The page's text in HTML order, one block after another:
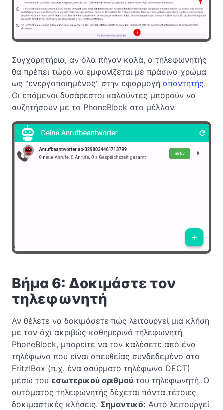
Συγχαρητήρια, αν όλα πήγαν καλά, ο τηλεφωνητής
θα πρέπει τώρα να εμφανίζεται με πράσινο χρώμα
ως "ενεργοποιημένος" στην εφαρμογή απαντητής.
Οι επόμενοι δυσάρεστοι καλούντες μπορούν να
συζητήσουν με το PhoneBlock στο μέλλον.
Βήμα 6: Δοκιμάστε τον
τηλεφωνητή
Αν θέλετε να δοκιμάσετε πώς λειτουργεί μια κλήση
με τον όχι ακριβώς καθημερινό τηλεφωνητή
PhoneBlock, μπορείτε να τον καλέσετε από ένα
τηλέφωνο που είναι απευθείας συνδεδεμένο στο
Fritz!Box (π.χ. ένα ασύρματο τηλέφωνο DECT)
μέσω του εσωτερικού αριθμού του τηλεφωνητή. Ο
αυτόματος τηλεφωνητής δέχεται πάντα τέτοιες
δοκιμαστικές κλήσεις. Σημαντικό: Αυτό λειτουργεί